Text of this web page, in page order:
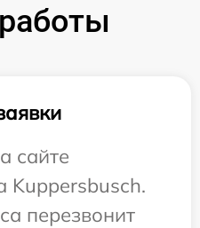
сайте
Kuppersbusch.
перезвонит